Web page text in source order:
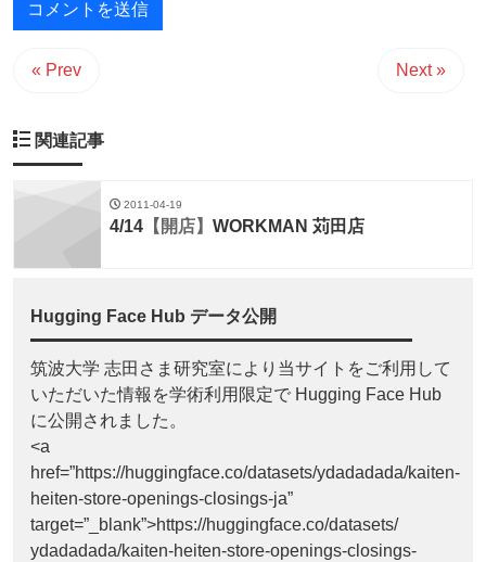
« Prev Next »
関連記事
2011-04-19
4/14 【開店】 WORKMAN 苅田店
Hugging Face Hub データ公開
筑波大学 志田さま研究室により当サイトをご利用して
いただいた情報を学術利用限定で Hugging Face Hub
に公開されました。
<a
href=”https://huggingface.co/datasets/ydadadada/kaiten-
heiten-store-openings-closings-ja”
target=”_blank”>https://huggingface.co/datasets/
ydadadada/kaiten-heiten-store-openings-closings-